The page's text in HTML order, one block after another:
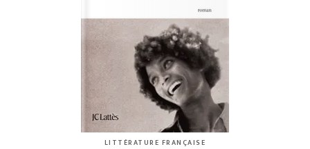
LITTÉRATURE FRANÇAISE